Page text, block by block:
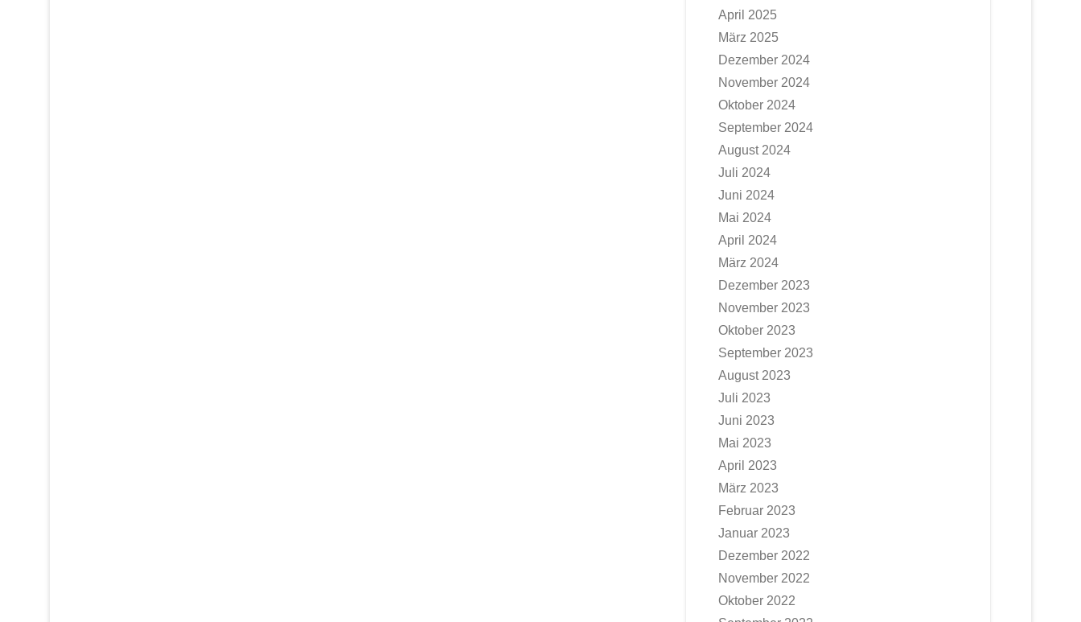
April 2025
März 2025
Dezember 2024
November 2024
Oktober 2024
September 2024
August 2024
Juli 2024
Juni 2024
Mai 2024
April 2024
März 2024
Dezember 2023
November 2023
Oktober 2023
September 2023
August 2023
Juli 2023
Juni 2023
Mai 2023
April 2023
März 2023
Februar 2023
Januar 2023
Dezember 2022
November 2022
Oktober 2022